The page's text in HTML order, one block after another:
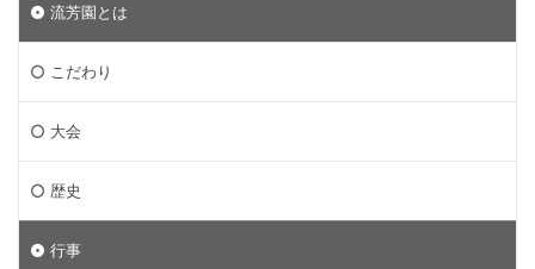
流芳園とは
こだわり
大会
歴史
行事